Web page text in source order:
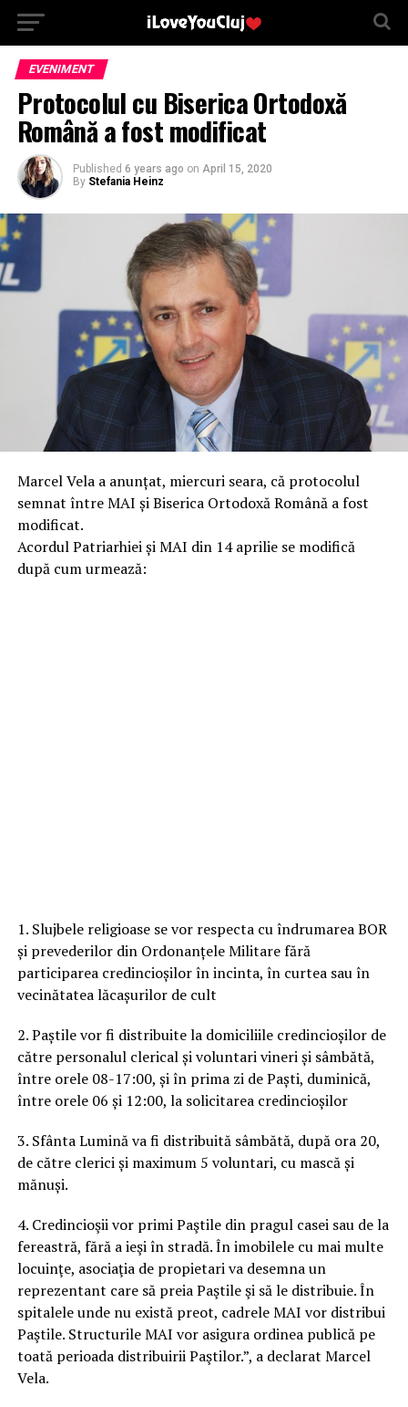
EVENIMENT
Protocolul cu Biserica Ortodoxă
Română a fost modificat
Published 6 years ago on April 15, 2020
By Stefania Heinz
Marcel Vela a anunțat, miercuri seara, că protocolul
semnat între MAI și Biserica Ortodoxă Română a fost
modificat.
Acordul Patriarhiei și MAI din 14 aprilie se modifică
după cum urmează:
1. Slujbele religioase se vor respecta cu îndrumarea BOR
și prevederilor din Ordonanțele Militare fără
participarea credincioșilor în incinta, în curtea sau în
vecinătatea lăcașurilor de cult
2. Paștile vor fi distribuite la domiciliile credincioșilor de
către personalul clerical și voluntari vineri și sâmbătă,
între orele 08-17:00, și în prima zi de Paști, duminică,
între orele 06 și 12:00, la solicitarea credincioșilor
3. Sfânta Lumină va fi distribuită sâmbătă, după ora 20,
de către clerici și maximum 5 voluntari, cu mască și
mănuși.
4. Credincioşii vor primi Paştile din pragul casei sau de la
fereastră, fără a ieşi în stradă. În imobilele cu mai multe
locuinţe, asociaţia de propietari va desemna un
reprezentant care să preia Paştile şi să le distribuie. În
spitalele unde nu există preot, cadrele MAI vor distribui
Paştile. Structurile MAI vor asigura ordinea publică pe
toată perioada distribuirii Paştilor.”, a declarat Marcel
Vela.